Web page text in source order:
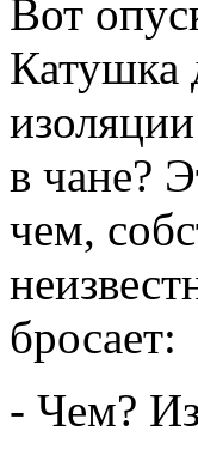
Вот
Катушка
в чане?
чем,
бросает:
- Чем?